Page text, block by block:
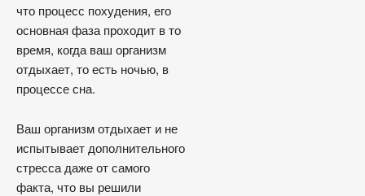
что процесс похудения, его
основная фаза проходит в то
время, когда ваш организм
отдыхает, то есть ночью, в
процессе сна.
Ваш организм отдыхает и не
испытывает дополнительного
стресса даже от самого
факта, что вы решили